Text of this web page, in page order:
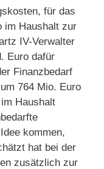
für das
im Haushalt zur
IV-Verwalter
Euro dafür
Finanzbedarf
764 Mio. Euro
Haushalt
kommen,
hat bei der
zusätzlich zur